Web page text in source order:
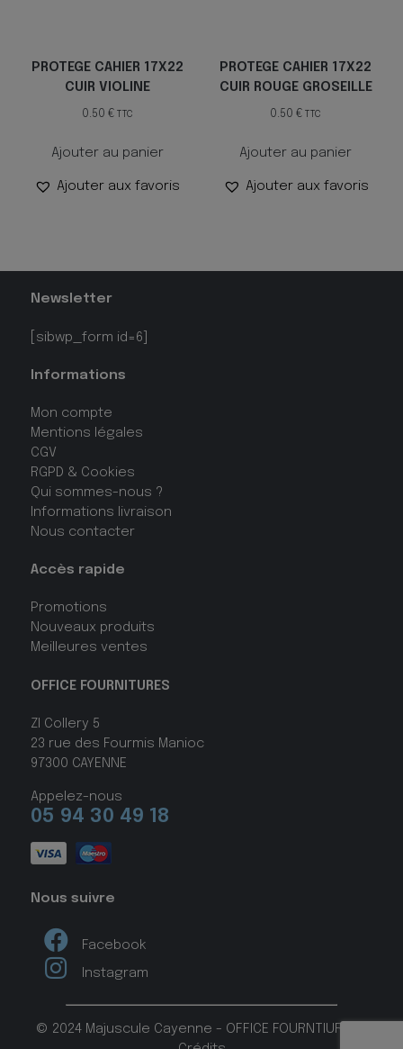
PROTEGE CAHIER 17X22
CUIR VIOLINE
0.50 € TTC
Ajouter au panier
Ajouter aux favoris
PROTEGE CAHIER 17X22
CUIR ROUGE GROSEILLE
0.50€ TTC
Ajouter au panier
Ajouter aux favoris
Newsletter
[sibwp_form id=6]
Informations
Mon compte
Mentions légales
CGV
RGPD & Cookies
Qui sommes-nous ?
Informations livraison
Nous contacter
Accès rapide
Promotions
Nouveaux produits
Meilleures ventes
OFFICE FOURNITURES
ZI Collery 5
23 rue des Fourmis Manioc
97300 CAYENNE
Appelez-nous
05 94 30 49 18
Nous suivre
Facebook
Instagram
© 2024 Majuscule Cayenne - OFFICE FOURNTIURES -